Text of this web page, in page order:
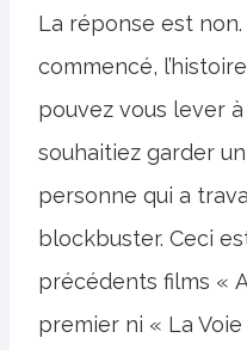
La réponse est
commencé,
pouvez vous lever
souhaitiez garder
personne qui a
blockbuster. Ceci
précédents films «
premier ni « La